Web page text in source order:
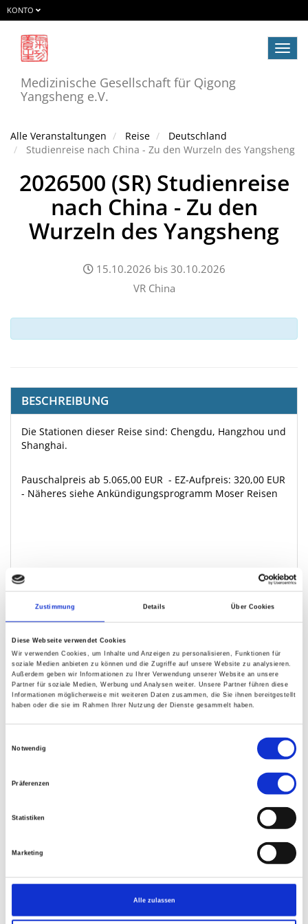
Zustimmung Details Über Cookies
Diese Webseite verwendet Cookies
Wir verwenden Cookies, um Inhalte und Anzeigen zu personalisieren, Funktionen für
soziale Medien anbieten zu können und die Zugriffe auf unsere Website zu analysieren.
Außerdem geben wir Informationen zu Ihrer Verwendung unserer Website an unsere
Partner für soziale Medien, Werbung und Analysen weiter. Unsere Partner führen diese
Informationen möglicherweise mit weiteren Daten zusammen, die Sie ihnen bereitgestellt
haben oder die sie im Rahmen Ihrer Nutzung der Dienste gesammelt haben.
Notwendig
Präferenzen
Statistiken
Marketing
Alle zulassen
KONTO
ein-/
Medizinische Gesellschaft für Qigong
Yangsheng e.V.
Alle Veranstaltungen Reise
Deutschland
Studienreise nach China - Zu den Wurzeln des Yangsheng
2026500 (SR) Studienreise
nach China - Zu den
Wurzeln des Yangsheng
15.10.2026 bis 30.10.2026
VR China
BESCHREIBUNG
Die Stationen dieser Reise sind: Chengdu, Hangzhou und
Shanghai.
Pauschalpreis ab 5.065,00 EUR - EZ-Aufpreis: 320,00 EUR
- Näheres siehe Ankündigungsprogramm Moser Reisen
Bitte melden Sie sich schriftlich bis zum 17.07.2026 beim
Reisebüro Moser Reisen und der Medizinischen
Gesellschaft für Qigong Yangsheng e.V. an. Das
(mindestens noch 6 Monate nach der Reise gültig).
WO
WANN
Von
Anmeldung Moser China Medizinischen Gesellschaft für